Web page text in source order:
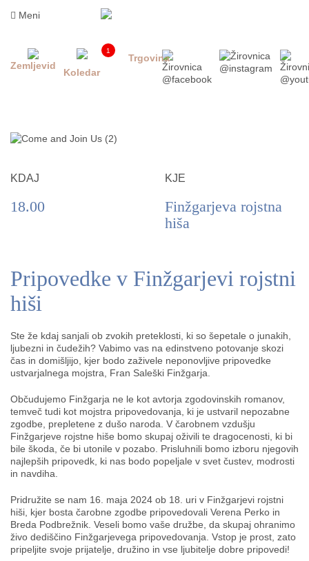
Meni
KAJ
DOŽIVETI
OKUSITI
KJE
SPATI
ZA
ŠOLE
DOGODKI
Zemljevid
1
Koledar
Trgovina
KDAJ
18.00
KJE
Finžgarjeva rojstna
hiša
Pripovedke v Finžgarjevi rojstni
hiši
Ste že kdaj sanjali ob zvokih preteklosti, ki so šepetale o junakih,
ljubezni in čudežih? Vabimo vas na edinstveno potovanje skozi
čas in domišljijo, kjer bodo zaživele neponovljive pripovedke
ustvarjalnega mojstra, Fran Saleški Finžgarja.
Občudujemo Finžgarja ne le kot avtorja zgodovinskih romanov,
temveč tudi kot mojstra pripovedovanja, ki je ustvaril nepozabne
zgodbe, prepletene z dušo naroda. V čarobnem vzdušju
Finžgarjeve rojstne hiše bomo skupaj oživili te dragocenosti, ki bi
bile škoda, če bi utonile v pozabo. Prisluhnili bomo izboru njegovih
najlepših pripovedk, ki nas bodo popeljale v svet čustev, modrosti
in navdiha.
Pridružite se nam 16. maja 2024 ob 18. uri v Finžgarjevi rojstni
hiši, kjer bosta čarobne zgodbe pripovedovali Verena Perko in
Breda Podbrežnik. Veseli bomo vaše družbe, da skupaj ohranimo
živo dediščino Finžgarjevega pripovedovanja. Vstop je prost, zato
pripeljite svoje prijatelje, družino in vse ljubitelje dobre pripovedi!